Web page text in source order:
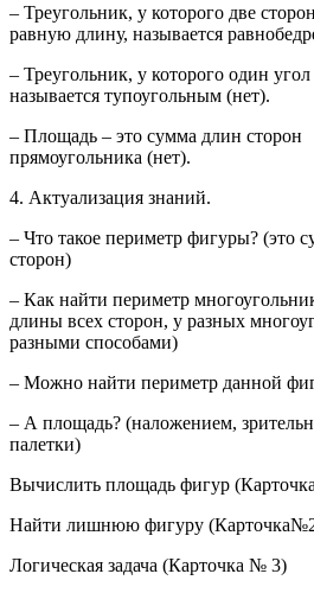
– Треугольник, у которого две
равную длину, называется
– Треугольник, у которого один
называется тупоугольным (нет).
– Площадь – это сумма длин сторон
прямоугольника (нет).
4. Актуализация знаний.
– Что такое периметр фигуры? (это
сторон)
– Как найти периметр
длины всех сторон, у разных
разными способами)
– Можно найти периметр данной
– А площадь? (наложением,
палетки)
Вычислить площадь фигур
Найти лишнюю фигуру
Логическая задача (Карточка № 3)